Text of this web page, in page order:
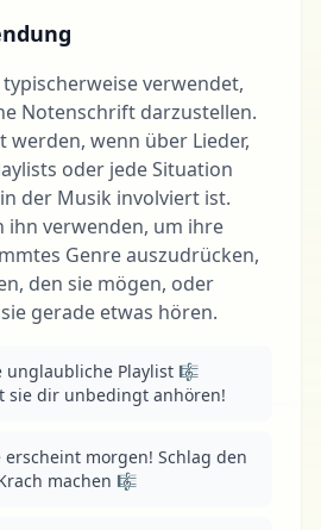
verwendet,
Notenschrift darzustellen.
werden, wenn über Lieder,
oder jede Situation
der Musik involviert ist.
ihn verwenden, um ihre
Genre auszudrücken,
den sie mögen, oder
gerade etwas hören.
unglaubliche Playlist 🎼
sie dir unbedingt anhören!
morgen! Schlag den
machen 🎼